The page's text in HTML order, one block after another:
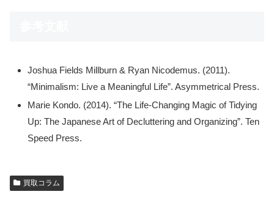
Joshua Fields Millburn & Ryan Nicodemus. (2011).
“Minimalism: Live a Meaningful Life”. Asymmetrical Press.
Marie Kondo. (2014). “The Life-Changing Magic of Tidying
Up: The Japanese Art of Decluttering and Organizing”. Ten
Speed Press.
買取コラム